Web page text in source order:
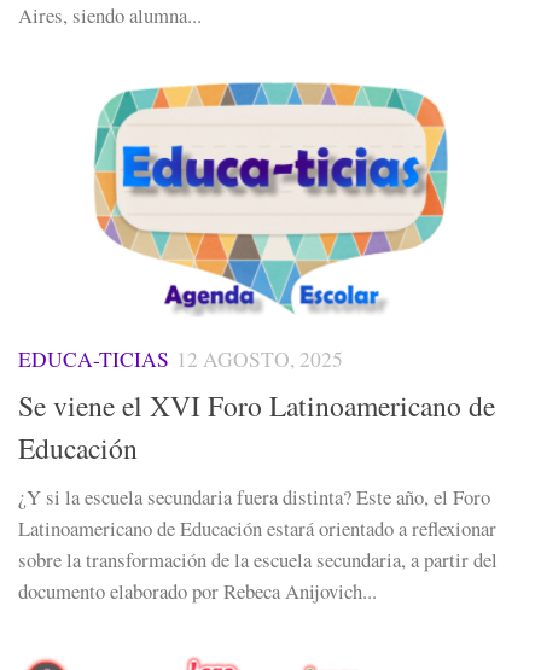
Aires, siendo alumna...
EDUCA-TICIAS 12 AGOSTO, 2025
Se viene el XVI Foro Latinoamericano de
Educación
¿Y si la escuela secundaria fuera distinta? Este año, el Foro
Latinoamericano de Educación estará orientado a reflexionar
sobre la transformación de la escuela secundaria, a partir del
documento elaborado por Rebeca Anijovich...